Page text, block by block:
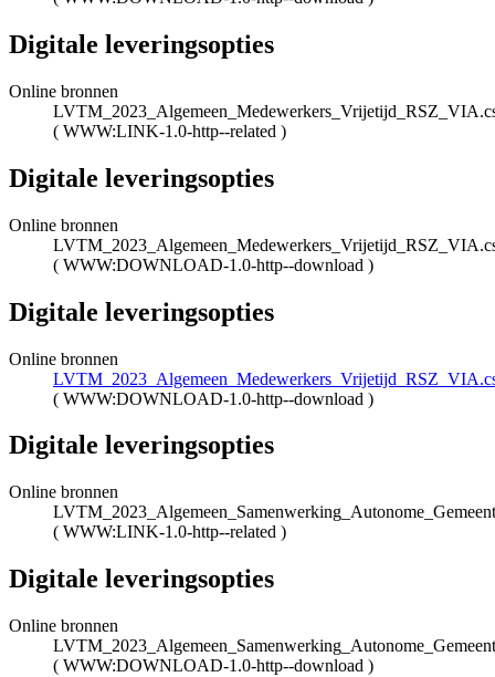
Digitale leveringsopties
Online bronnen
( WWW:LINK-1.0-http--related )
Digitale leveringsopties
Online bronnen
( WWW:DOWNLOAD-1.0-http--download )
Digitale leveringsopties
Online bronnen
( WWW:DOWNLOAD-1.0-http--download )
Digitale leveringsopties
Online bronnen
( WWW:LINK-1.0-http--related )
Digitale leveringsopties
Online bronnen
( WWW:DOWNLOAD-1.0-http--download )